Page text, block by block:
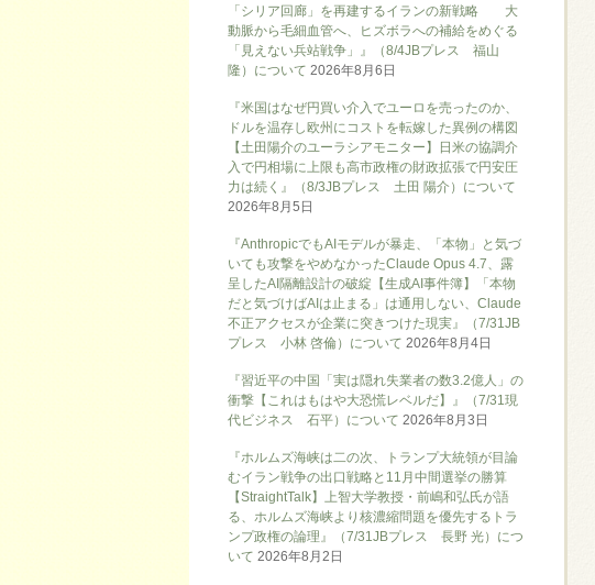
「シリア回廊」を再建するイランの新戦略 大
動脈から毛細血管へ、ヒズボラへの補給をめぐる
「見えない兵站戦争」』（8/4JBプレス 福山
隆）について 2026年8月6日
『米国はなぜ円買い介入でユーロを売ったのか、
ドルを温存し欧州にコストを転嫁した異例の構図
【土田陽介のユーラシアモニター】日米の協調介
入で円相場に上限も高市政権の財政拡張で円安圧
力は続く』（8/3JBプレス 土田 陽介）について
2026年8月5日
『AnthropicでもAIモデルが暴走、「本物」と気づ
いても攻撃をやめなかったClaude Opus 4.7、露
呈したAI隔離設計の破綻【生成AI事件簿】「本物
だと気づけばAIは止まる」は通用しない、Claude
不正アクセスが企業に突きつけた現実』（7/31JB
プレス 小林 啓倫）について 2026年8月4日
『習近平の中国「実は隠れ失業者の数3.2億人」の
衝撃【これはもはや大恐慌レベルだ】』（7/31現
代ビジネス 石平）について 2026年8月3日
『ホルムズ海峡は二の次、トランプ大統領が目論
むイラン戦争の出口戦略と11月中間選挙の勝算
【StraightTalk】上智大学教授・前嶋和弘氏が語
る、ホルムズ海峡より核濃縮問題を優先するトラ
ンプ政権の論理』（7/31JBプレス 長野 光）につ
いて 2026年8月2日